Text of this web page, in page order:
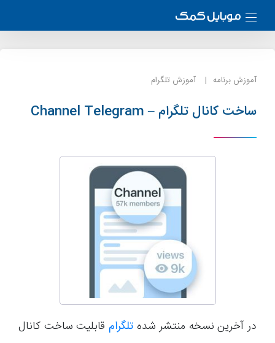
آموزش برنامه آموزش تلگرام
ساخت کانال تلگرام – Channel Telegram
در آخرین نسخه منتشر شدهتلگرام قابلیت ساخت کانال